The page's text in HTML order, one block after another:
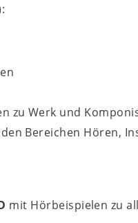
zu Werk und
Bereichen Hören,
mit Hörbeispielen zu